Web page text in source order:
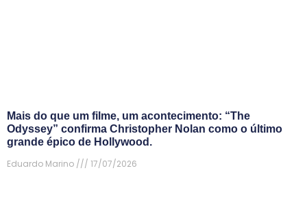
Mais do que um filme, um acontecimento: “The
Odyssey” confirma Christopher Nolan como o último
grande épico de Hollywood.
Eduardo Marino
17/07/2026